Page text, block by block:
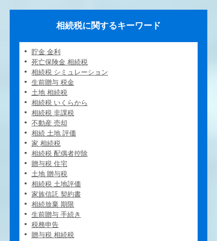
相続税に関するキーワード
貯金 金利
死亡保険金 相続税
相続税 シミュレーション
生前贈与 税金
土地 相続税
相続税 いくらから
相続税 非課税
不動産 売却
相続 土地 評価
家 相続税
相続税 配偶者控除
贈与税 住宅
土地 贈与税
相続税 土地評価
家族信託 契約書
相続放棄 期限
生前贈与 手続き
税務申告
贈与税 相続税